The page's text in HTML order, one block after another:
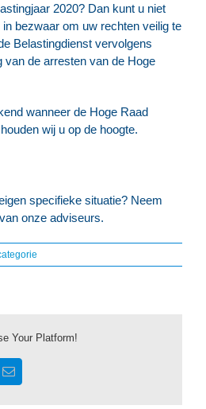
2020? Dan kunt u niet
bezwaar om uw rechten veilig te
Belastingdienst vervolgens
van de arresten van de Hoge
wanneer de Hoge Raad
wij u op de hoogte.
specifieke situatie? Neem
onze adviseurs.
Your Platform!
E-
mail